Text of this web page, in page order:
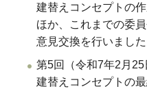
建替えコンセプトの
ほか、これまでの委
意見交換を行いました
第5回（令和7年2月25
建替えコンセプトの